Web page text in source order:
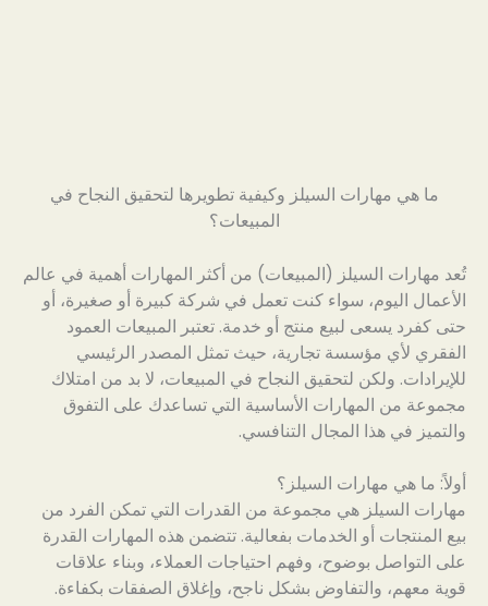
ما هي مهارات السيلز وكيفية تطويرها لتحقيق النجاح في
المبيعات؟
تُعد مهارات السيلز (المبيعات) من أكثر المهارات أهمية في عالم
الأعمال اليوم، سواء كنت تعمل في شركة كبيرة أو صغيرة، أو
حتى كفرد يسعى لبيع منتج أو خدمة. تعتبر المبيعات العمود
الفقري لأي مؤسسة تجارية، حيث تمثل المصدر الرئيسي
للإيرادات. ولكن لتحقيق النجاح في المبيعات، لا بد من امتلاك
مجموعة من المهارات الأساسية التي تساعدك على التفوق
والتميز في هذا المجال التنافسي.
أولاً: ما هي مهارات السيلز؟
مهارات السيلز هي مجموعة من القدرات التي تمكن الفرد من
بيع المنتجات أو الخدمات بفعالية. تتضمن هذه المهارات القدرة
على التواصل بوضوح، وفهم احتياجات العملاء، وبناء علاقات
قوية معهم، والتفاوض بشكل ناجح، وإغلاق الصفقات بكفاءة.